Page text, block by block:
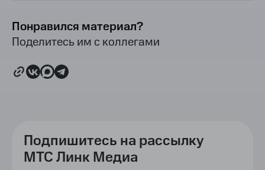
Понравился материал?
Поделитесь им с коллегами
Подпишитесь на рассылку
МТС Линк Медиа